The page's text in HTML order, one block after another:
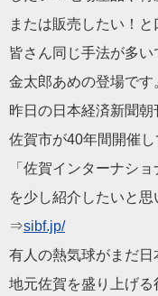
または販売したい！と
皆さん同じ手法が多い
金太郎あめの登場です
昨日の日本経済新聞
佐賀市が40年間開催し
「佐賀インターナシ
を少し紹介したいと思
⇒sibf.jp/
有人の熱気球がまだ
地元佐賀を盛り上げ